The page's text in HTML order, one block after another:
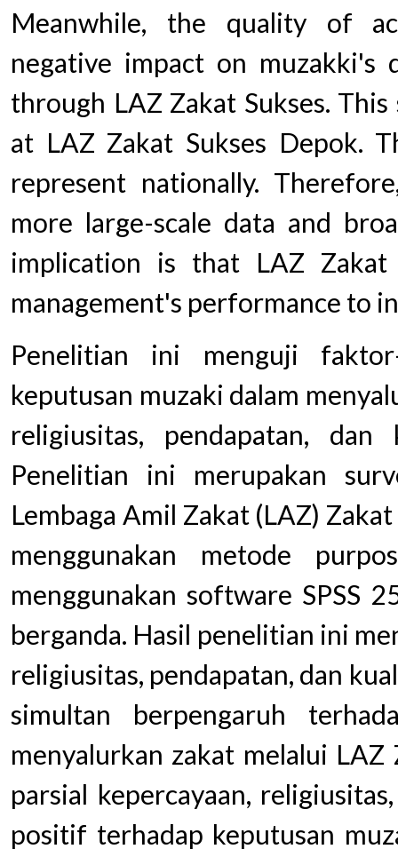
Meanwhile, the quality of
negative impact on muzakki's
through LAZ Zakat Sukses.
at LAZ Zakat Sukses Depok.
represent nationally.
more large-scale data and
implication is that LAZ
management's performance to
Penelitian ini menguji
keputusan muzaki dalam
religiusitas, pendapatan,
Penelitian ini merupakan
Lembaga Amil Zakat (LAZ)
menggunakan metode
menggunakan software SPSS
berganda. Hasil penelitian ini
religiusitas, pendapatan, dan
simultan berpengaruh
menyalurkan zakat melalui LAZ
parsial kepercayaan,
positif terhadap keputusan